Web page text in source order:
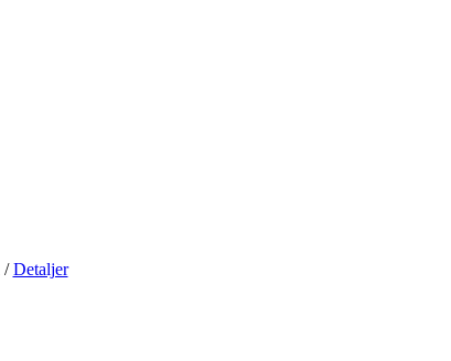
/ Detaljer